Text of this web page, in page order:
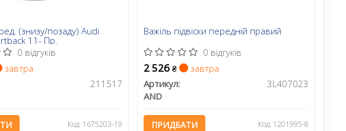
(знизу/позаду) Audi
11- Пр.
0 відгуків
завтра
211517
Код: 1675203-19
Важіль підвіски передній правий
0 відгуків
2 526₴
завтра
Артикул:
3L407023
AND
ПРИДБАТИ Код: 1201995-8